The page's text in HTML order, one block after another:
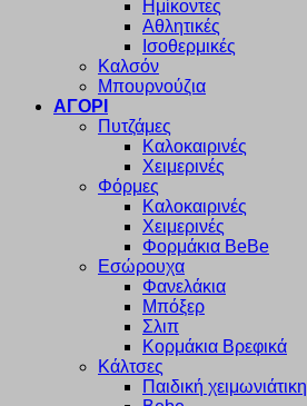
Ημίκοντες
Αθλητικές
Ισοθερμικές
Καλσόν
Μπουρνούζια
ΑΓΟΡΙ
Πυτζάμες
Καλοκαιρινές
Χειμερινές
Φόρμες
Καλοκαιρινές
Χειμερινές
Φορμάκια BeBe
Εσώρουχα
Φανελάκια
Μπόξερ
Σλιπ
Κορμάκια Βρεφικά
Κάλτσες
Παιδική χειμωνιάτικη